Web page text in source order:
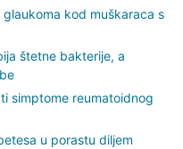
kod muškaraca s
štetne bakterije, a
simptome reumatoidnog
u porastu diljem